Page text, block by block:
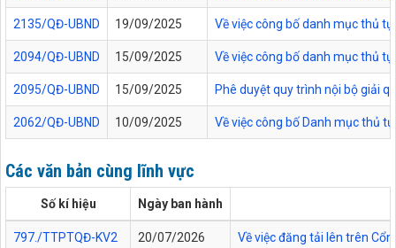
2135/QĐ-UBND 19/09/2025 Về việc công bố danh mục thủ
2094/QĐ-UBND 15/09/2025 Về việc công bố danh mục thủ
2095/QĐ-UBND 15/09/2025 Phê duyệt quy trình nội bộ giải
2062/QĐ-UBND 10/09/2025 Về việc công bố Danh mục thủ
Các văn bản cùng lĩnh vực
Số kí hiệu Ngày ban hành
797./TTPTQĐ-KV2 20/07/2026 Về việc đăng tải lên trên